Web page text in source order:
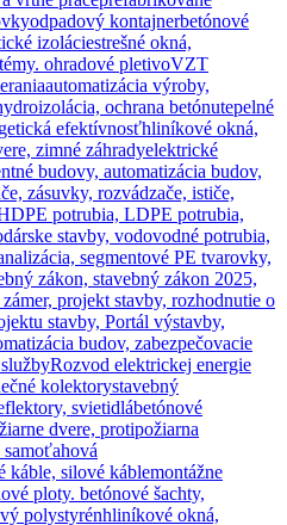
odpadový kontajnerbetónové
izoláciestrešné okná,
ohradové pletivoVZT
automatizácia výroby,
ochrana betónutepelné
efektívnosťhliníkové okná,
zimné záhradyelektrické
budovy, automatizácia budov,
zásuvky, rozvádzače, ističe,
potrubia, LDPE potrubia,
stavby, vodovodné potrubia,
segmentové PE tvarovky,
zákon, stavebný zákon 2025,
projekt stavby, rozhodnutie o
stavby, Portál výstavby,
budov, zabezpečovacie
Rozvod elektrickej energie
kolektorystavebný
svietidlábetónové
dvere, protipožiarna
káble, silové káblemontážne
ploty. betónové šachty,
polystyrénhliníkové okná,